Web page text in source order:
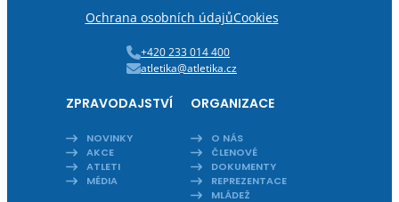
Ochrana osobních údajůCookies
+420 233 014 400
atletika@atletika.cz
ZPRAVODAJSTVÍ
NOVINKY
AKCE
ATLETI
MÉDIA
ORGANIZACE
O NÁS
ČLENOVÉ
DOKUMENTY
REPREZENTACE
MLÁDEŽ